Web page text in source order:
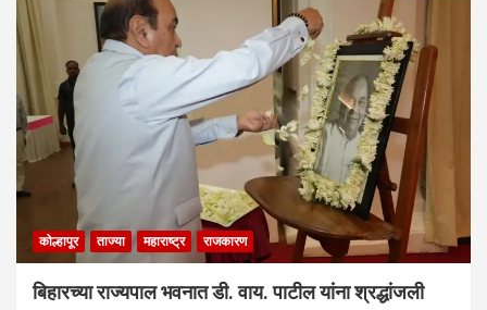
कोल्हापूर ताज्या महाराष्ट्र राजकारण
बिहारच्या राज्यपाल भवनात डी. वाय. पाटील यांना श्रद्धांजली